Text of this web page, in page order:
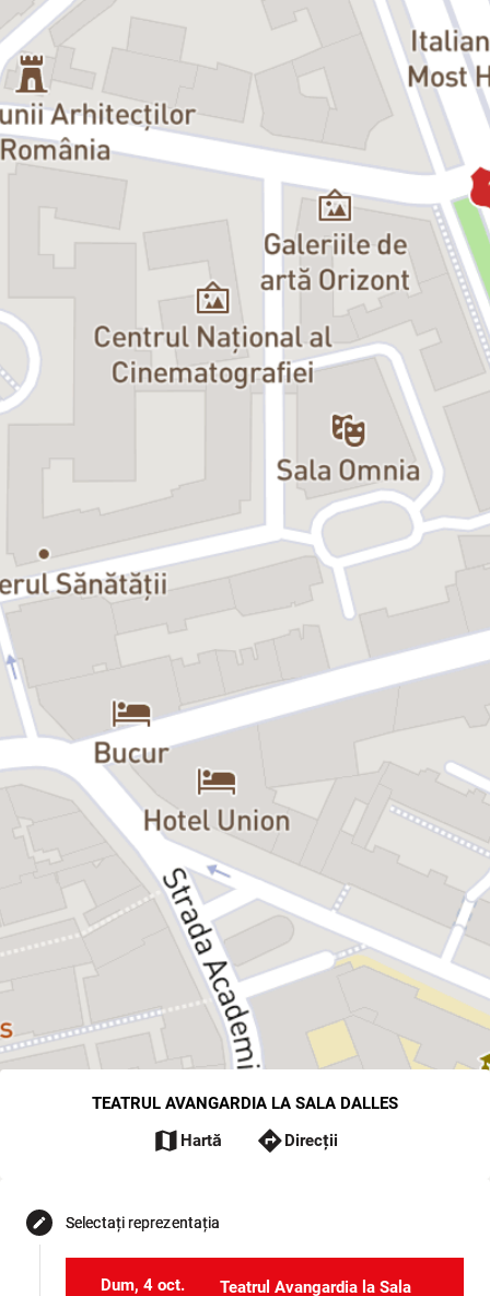
TEATRUL AVANGARDIA LA SALA DALLES
map Hartă directionsDirecții
edit Selectați reprezentația
Dum, 4 oct.
Teatrul Avangardia la Sala